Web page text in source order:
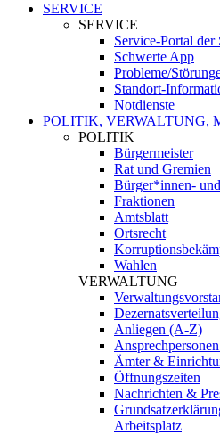
SERVICE
SERVICE
Service-Portal der
Schwerte App
Probleme/
Standort-
Notdienste
POLITIK, VERWALTUNG,
POLITIK
Bürgermeister
Rat und Gremien
Bürger*innen-
Fraktionen
Amtsblatt
Ortsrecht
Wahlen
VERWALTUNG
Anliegen (A-Z)
Ämter &
Öffnungszeiten
Nachrichten &
Arbeitsplatz